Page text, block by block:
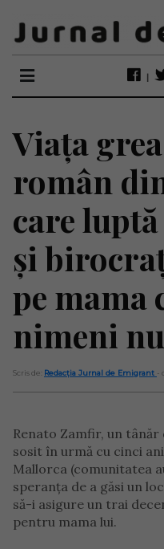
Viața
român
care
și
pe mama
nimeni
Scris de: Redacția Jurnal de Emigrant -
Renato Zamfir, un
sosit în urmă cu cinci
Mallorca (comunitatea
speranța de a găsi un
să-i asigure un trai
pentru mama lui.